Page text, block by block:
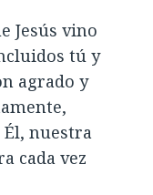
Jesús vino
tú y
agrado y
nuestra
cada vez